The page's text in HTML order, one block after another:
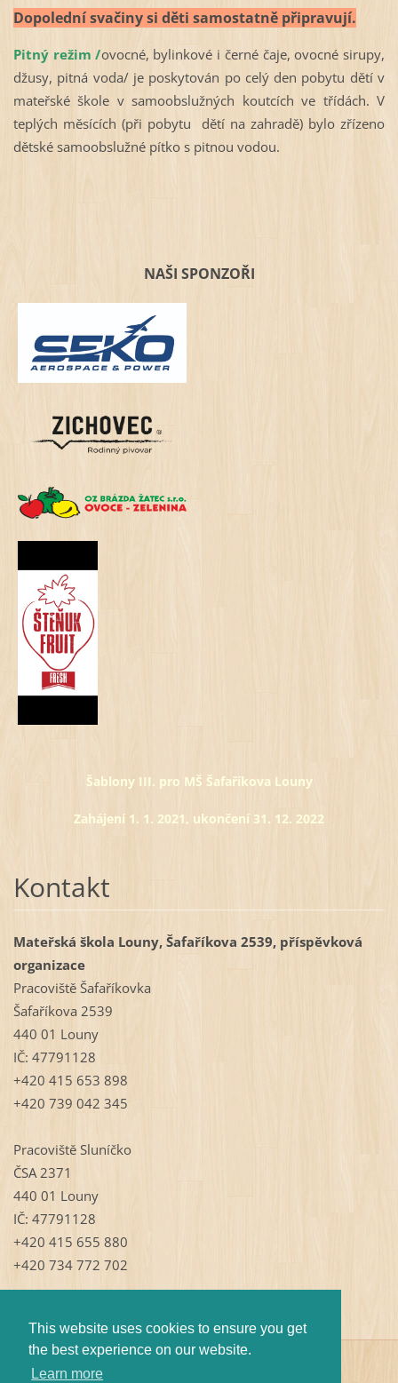
This website uses cookies to ensure you get
the best experience on our website.
Learn more
Dopolední svačiny si děti samostatně připravují.
Pitný režim /ovocné, bylinkové i černé čaje, ovocné sirupy,
džusy, pitná voda/ je poskytován po celý den pobytu dětí v
mateřské škole v samoobslužných koutcích ve třídách. V
teplých měsících (při pobytu dětí na zahradě) bylo zřízeno
dětské samoobslužné pítko s pitnou vodou.
NAŠI SPONZOŘI
Šablony III. pro MŠ Šafaříkova Louny
Zahájení 1. 1. 2021, ukončení 31. 12. 2022
Kontakt
Mateřská škola Louny, Šafaříkova 2539, příspěvková
organizace
Pracoviště Šafaříkovka
Šafaříkova 2539
440 01 Louny
IČ: 47791128
+420 415 653 898
+420 739 042 345
Pracoviště Sluníčko
ČSA 2371
440 01 Louny
IČ: 47791128
+420 415 655 880
+420 734 772 702